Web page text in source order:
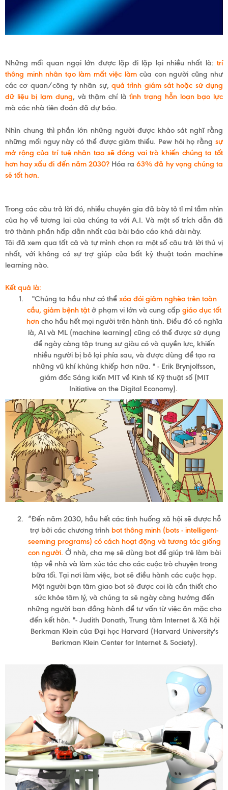
TRANG
CHỦ
DỊCH
VỤ
DỰ
TUYỂN
DỤNG
KIẾN
THỨC
GIỚI
THIỆU
LIÊN
HỆ
Những mối quan ngại lớn được lặp đi lặp lại nhiều nhất là: trí
thông minh nhân tạo làm mất việc làmcủa con người cũng như
các cơ quan/công ty nhân sự, quá trình giám sát hoặc sử dụng
dữ liệu bị lạm dụng, và thậm chí làtình trạng hỗn loạn bạo lực
mà các nhà tiên đoán đã dự báo.
Nhìn chung thì phần lớn những người được khảo sát nghĩ rằng
những mối nguy này có thể được giảm thiểu. Pew hỏi họ rằng sự
mở rộng của trí tuệ nhân tạo sẽ đóng vai trò khiến chúng ta tốt
hơn hay xấu đi đến năm 2030? Hóa ra63% đã hy vọng chúng ta
sẽ tốt hơn.
Trong các câu trả lời đó, nhiều chuyên gia đã bày tỏ tỉ mỉ tầm nhìn
của họ về tương lai của chúng ta với A.I. Và một số trích dẫn đã
trở thành phần hấp dẫn nhất của bài báo cáo khá dài này.
Tôi đã xem qua tất cả và tự mình chọn ra một số câu trả lời thú vị
nhất, với không có sự trợ giúp của bất kỳ thuật toán machine
learning nào.
Kết quả là:
"Chúng ta hầu như có thểxóa đói giảm nghèo trên toàn
cầu, giảm bệnh tật ở phạm vi lớn và cung cấp giáo dục tốt
hơncho hầu hết mọi người trên hành tinh. Điều đó có nghĩa
là, AI và ML (machine learning) cũng có thể được sử dụng
để ngày càng tập trung sự giàu có và quyền lực, khiến
nhiều người bị bỏ lại phía sau, và được dùng để tạo ra
những vũ khí khủng khiếp hơn nữa. " - Erik Brynjolfsson,
giám đốc Sáng kiến MIT về Kinh tế Kỹ thuật số (MIT
Initiative on the Digital Economy).
“Đến năm 2030, hầu hết các tình huống xã hội sẽ được hỗ
trợ bởi các chương trình bot thông minh (bots - intelligent-
seeming programs) có cách hoạt động và tương tác giống
con người. Ở nhà, cha mẹ sẽ dùng bot để giúp trẻ làm bài
tập về nhà và làm xúc tác cho các cuộc trò chuyện trong
bữa tối. Tại nơi làm việc, bot sẽ điều hành các cuộc họp.
Một người bạn tâm giao bot sẽ được coi là cần thiết cho
sức khỏe tâm lý, và chúng ta sẽ ngày càng hướng đến
những người bạn đồng hành để tư vấn từ việc ăn mặc cho
đến kết hôn. "- Judith Donath, Trung tâm Internet & Xã hội
Berkman Klein của Đại học Harvard (Harvard University's
Berkman Klein Center for Internet & Society).